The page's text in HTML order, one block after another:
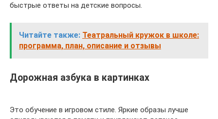
быстрые ответы на детские вопросы.
Читайте также: Театральный кружок в школе:
программа, план, описание и отзывы
Дорожная азбука в картинках
Это обучение в игровом стиле. Яркие образы лучше